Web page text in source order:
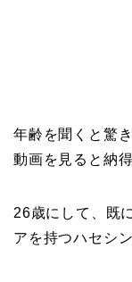
年齢を聞くと驚
動画を見ると納
26歳にして、既
アを持つハセシン